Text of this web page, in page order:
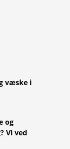
væske i
og
Vi ved